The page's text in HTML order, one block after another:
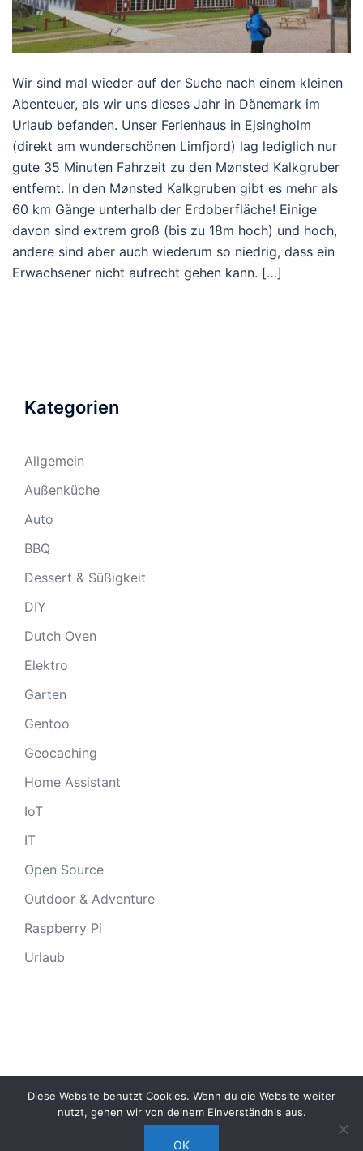
Wir sind mal wieder auf der Suche nach einem kleinen
Abenteuer, als wir uns dieses Jahr in Dänemark im
Urlaub befanden. Unser Ferienhaus in Ejsingholm
(direkt am wunderschönen Limfjord) lag lediglich nur
gute 35 Minuten Fahrzeit zu den Mønsted Kalkgruber
entfernt. In den Mønsted Kalkgruben gibt es mehr als
60 km Gänge unterhalb der Erdoberfläche! Einige
davon sind extrem groß (bis zu 18m hoch) und hoch,
andere sind aber auch wiederum so niedrig, dass ein
Erwachsener nicht aufrecht gehen kann. […]
Kategorien
Allgemein
Außenküche
Auto
BBQ
Dessert & Süßigkeit
DIY
Dutch Oven
Elektro
Garten
Gentoo
Geocaching
Home Assistant
IoT
IT
Open Source
Outdoor & Adventure
Raspberry Pi
Urlaub
marcelcuvelier.de |Impressum |
WP Theme:
Diese Website benutzt Cookies. Wenn du die Website weiter
nutzt, gehen wir von deinem Einverständnis aus.
OK